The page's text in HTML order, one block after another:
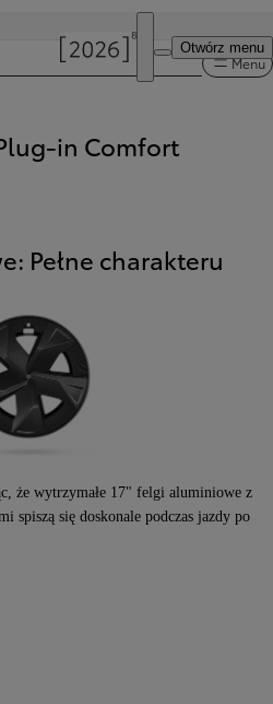
Otwórz menu
Menu
in Comfort
Pełne charakteru
że wytrzymałe 17" felgi aluminiowe z
spiszą się doskonale podczas jazdy po